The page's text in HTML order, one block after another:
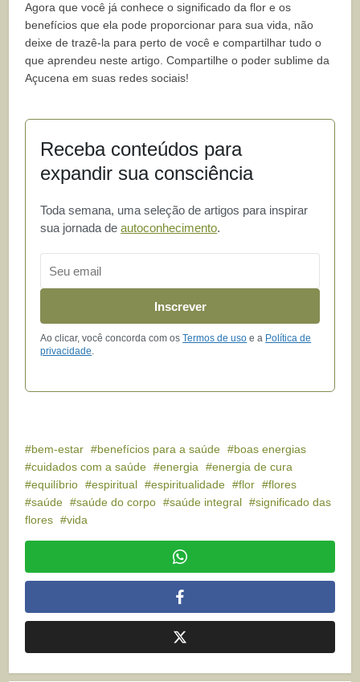
Agora que você já conhece o significado da flor e os
benefícios que ela pode proporcionar para sua vida, não
deixe de trazê-la para perto de você e compartilhar tudo o
que aprendeu neste artigo. Compartilhe o poder sublime da
Açucena em suas redes sociais!
Receba conteúdos para
expandir sua consciência
Toda semana, uma seleção de artigos para inspirar
sua jornada deautoconhecimento.
Inscrever
Ao clicar, você concorda com osTermos de uso e a Política de
privacidade.
bem-estar benefícios para a saúde
boas energias
cuidados com a saúde
energia
energia de cura
equilíbrio
espiritual espiritualidade flor
flores
saúde
saúde do corpo saúde integral
significado das
flores
vida